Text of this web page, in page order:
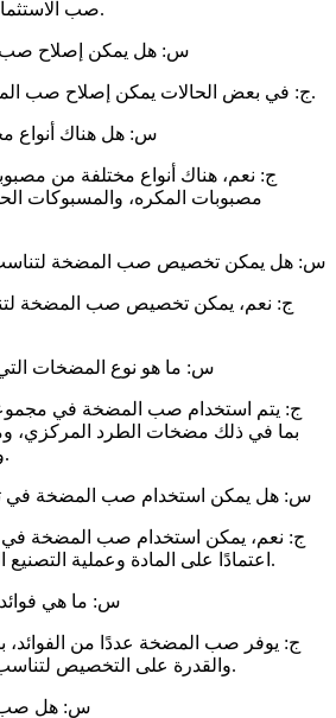
صب الاستثمار أو طرق الصب بالقالب.
س: هل يمكن إصلاح صب
ج: في بعض الحالات يمكن إصلاح صب المضخة حسب حجم الضرر.
س: هل هناك أنواع
ج: نعم، هناك أنواع مختلفة من
مصبوبات المكره، والمسبوكات
س: هل يمكن تخصيص صب المضخة
ج: نعم، يمكن تخصيص صب المضخة
س: ما هو نوع المضخات
ج: يتم استخدام صب المضخة في
بما في ذلك مضخات الطرد المركزي،
ومضخات الحجاب الحاجز.
س: هل يمكن استخدام صب المضخة في
ج: نعم، يمكن استخدام صب المضخة في
اعتمادًا على المادة وعملية التصنيع المستخدمة لإنشاء السبك.
س: ما هي
ج: يوفر صب المضخة عددًا من الفوائد،
والقدرة على التخصيص لتناسب تصميمات مضخة معينة.
س: هل صب